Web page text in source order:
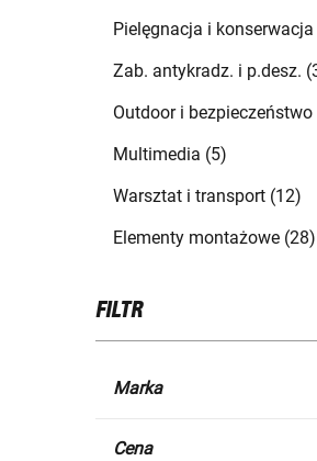
Pielęgnacja i
Zab. antykradz. i p.desz.
Outdoor i bezpieczeństwo
Multimedia (5)
Warsztat i transport (12)
Elementy montażowe (28)
FILTR
Marka
Cena